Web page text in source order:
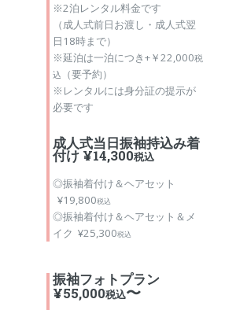
※2泊レンタル料金です
（成人式前日お渡し・成人式翌
日18時まで）
※延泊は一泊につき+￥22,000税
込
（要予約）
※レンタルには身分証の提示が
必要です
成人式当日振袖持込み着
付け ¥14,300税込
◎振袖着付け＆ヘアセット
¥19,800税込
◎振袖着付け＆ヘアセット＆メ
イク ¥25,300税込
振袖フォトプラン
¥55,000税込〜